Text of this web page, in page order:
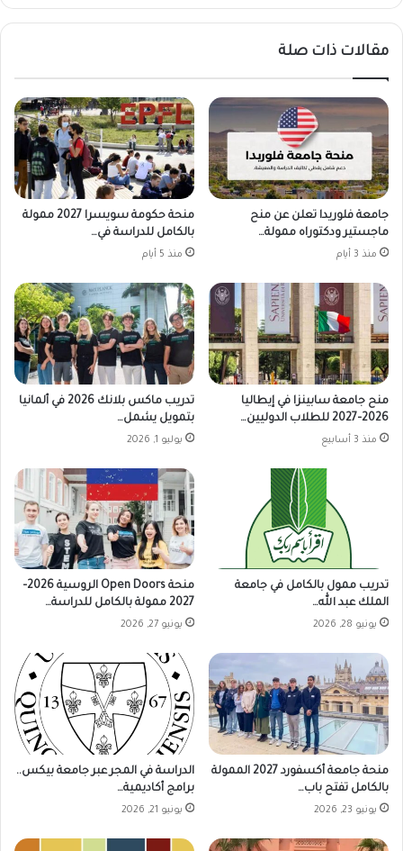
مقالات ذات صلة
جامعة فلوريدا تعلن عن منح
ماجستير ودكتوراه ممولة…
منذ 3 أيام
منحة حكومة سويسرا 2027 ممولة
بالكامل للدراسة في…
منذ 5 أيام
منح جامعة سابينزا في إيطاليا
2026–2027 للطلاب الدوليين…
منذ 3 أسابيع
تدريب ماكس بلانك 2026 في ألمانيا
بتمويل يشمل…
يوليو 1, 2026
تدريب ممول بالكامل في جامعة
الملك عبد الله…
يونيو 28, 2026
منحة Open Doors الروسية 2026–
2027 ممولة بالكامل للدراسة…
يونيو 27, 2026
منحة جامعة أكسفورد 2027 الممولة
بالكامل تفتح باب…
يونيو 23, 2026
الدراسة في المجر عبر جامعة بيكس..
برامج أكاديمية…
يونيو 21, 2026